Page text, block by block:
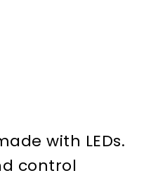
with LEDs.
control